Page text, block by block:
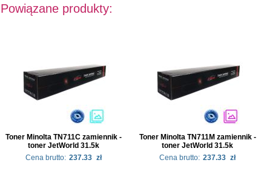
Powiązane produkty:
Toner Minolta TN711C zamiennik -
toner JetWorld 31.5k
Cena brutto: 237.33 zł
Toner Minolta TN711M zamiennik -
toner JetWorld 31.5k
Cena brutto: 237.33 zł